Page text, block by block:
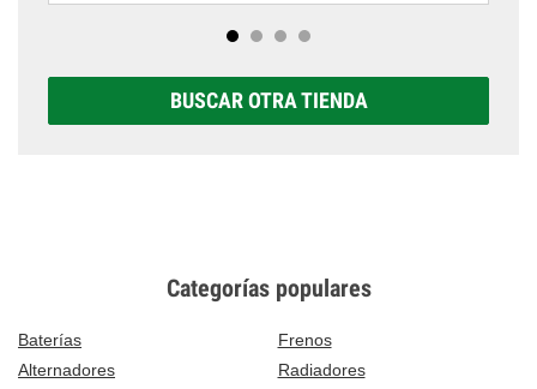
BUSCAR OTRA TIENDA
Categorías populares
Baterías
Frenos
Alternadores
Radiadores